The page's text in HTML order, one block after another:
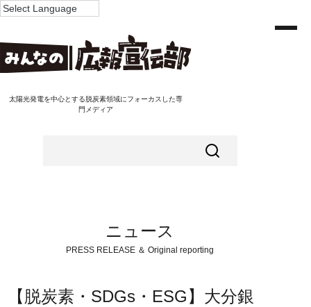
太陽光発電を中心とする脱炭素領域にフォーカスした専
門メディア
ニュース
PRESS RELEASE ＆ Original reporting
【脱炭素・SDGs・ESG】大分銀